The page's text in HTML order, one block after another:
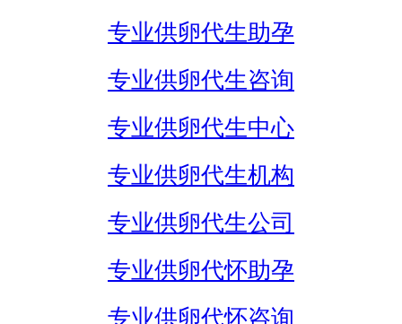
专业供卵代生助孕
专业供卵代生咨询
专业供卵代生中心
专业供卵代生机构
专业供卵代生公司
专业供卵代怀助孕
专业供卵代怀咨询